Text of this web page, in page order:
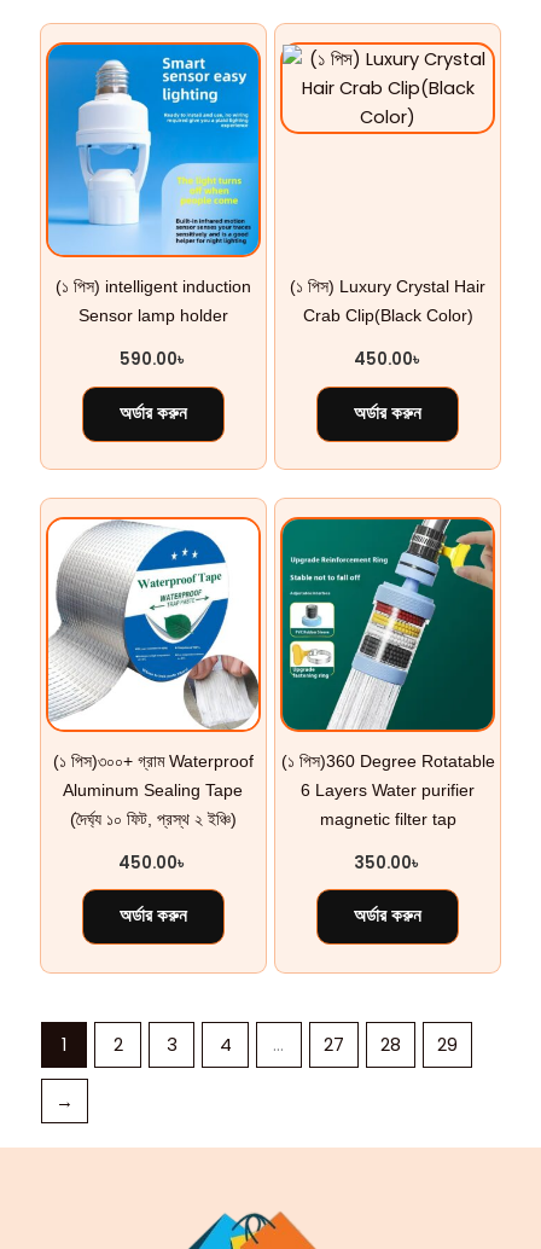
(১ পিস) intelligent induction
Sensor lamp holder
590.00৳
অর্ডার করুন
(১ পিস) Luxury Crystal Hair
Crab Clip(Black Color)
450.00৳
অর্ডার করুন
(১ পিস)৩০০+ গ্রাম Waterproof
Aluminum Sealing Tape
(দৈর্ঘ্য ১০ ফিট, প্রস্থ ২ ইঞ্চি)
450.00৳
অর্ডার করুন
(১ পিস)360 Degree Rotatable
6 Layers Water purifier
magnetic filter tap
350.00৳
অর্ডার করুন
1 2 3 4 … 27 28 29
→